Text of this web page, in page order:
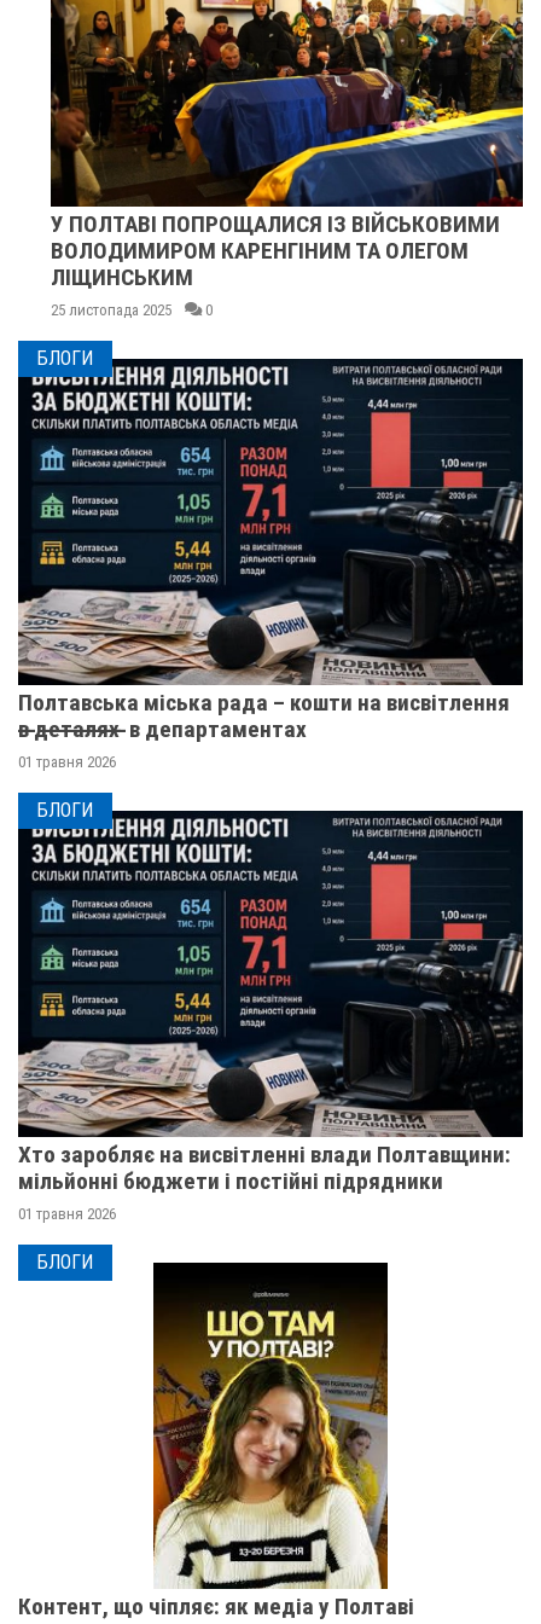
У ПОЛТАВІ ПОПРОЩАЛИСЯ ІЗ ВІЙСЬКОВИМИ
ВОЛОДИМИРОМ КАРЕНГІНИМ ТА ОЛЕГОМ
ЛІЩИНСЬКИМ
25 листопада 2025 0
БЛОГИ
Полтавська міська рада – кошти на висвітлення
в̶ ̶д̶е̶т̶а̶л̶я̶х̶ ̶ в департаментах
01 травня 2026
БЛОГИ
Хто заробляє на висвітленні влади Полтавщини:
мільйонні бюджети і постійні підрядники
01 травня 2026
БЛОГИ
Контент, що чіпляє: як медіа у Полтаві